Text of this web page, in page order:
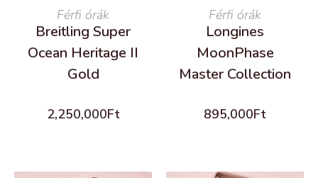
READ MORE
Férfi órák
Breitling Super
Ocean Heritage II
Gold
2,250,000Ft
READ MORE
Férfi órák
Longines
MoonPhase
Master Collection
895,000Ft